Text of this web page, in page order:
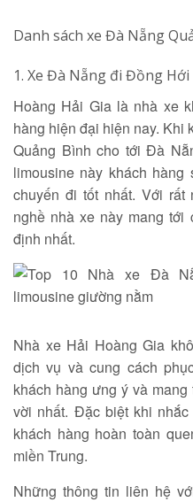
Danh sách xe Đà Nẵng
1. Xe Đà Nẵng đi Đồng Hới
Hoàng Hải Gia là nhà xe
hàng hiện đại hiện nay. Khi
Quảng Bình cho tới Đà
limousine này khách
chuyến đi tốt nhất. Với rất
nghề nhà xe này mang tới
định nhất.
Nhà xe Hải Hoàng Gia
dịch vụ và cung cách
khách hàng ưng ý và
vời nhất. Đặc biệt khi
khách hàng hoàn toàn
miền Trung.
Những thông tin liên hệ